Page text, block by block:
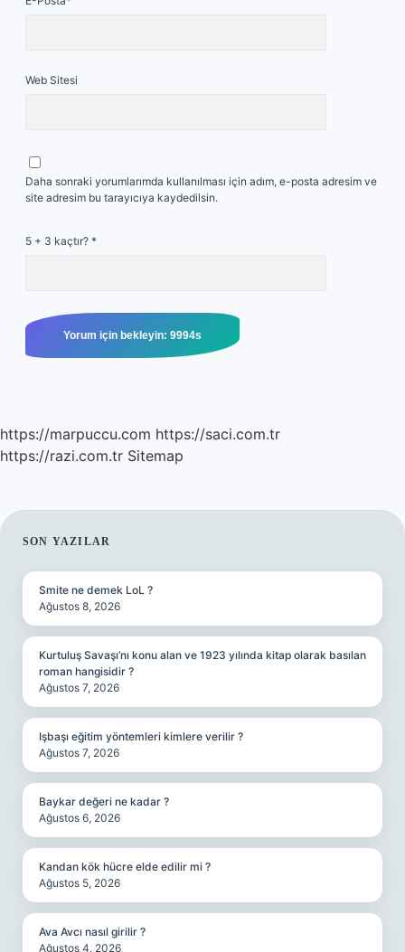
Web Sitesi
Daha sonraki yorumlarımda kullanılması için adım, e-posta adresim ve
site adresim bu tarayıcıya kaydedilsin.
5 + 3 kaçtır? *
https://marpuccu.com https://saci.com.tr
https://razi.com.tr Sitemap
SIDEBAR
SON YAZILAR
Smite ne demek LoL ?
Ağustos 8, 2026
Kurtuluş Savaşı’nı konu alan ve 1923 yılında kitap olarak basılan
roman hangisidir ?
Ağustos 7, 2026
Işbaşı eğitim yöntemleri kimlere verilir ?
Ağustos 7, 2026
Baykar değeri ne kadar ?
Ağustos 6, 2026
Kandan kök hücre elde edilir mi ?
Ağustos 5, 2026
Ava Avcı nasıl girilir ?
Ağustos 4, 2026